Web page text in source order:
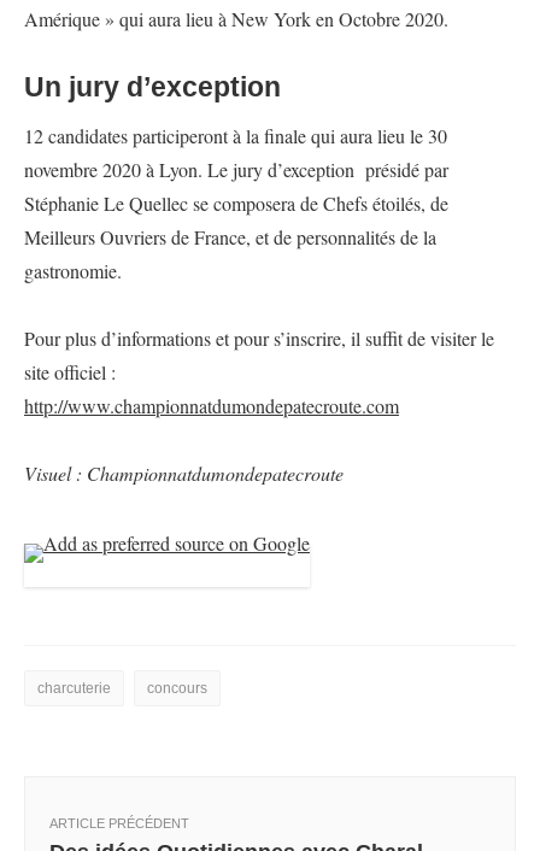
Amérique » qui aura lieu à New York en Octobre 2020.
Un jury d’exception
12 candidates participeront à la finale qui aura lieu le 30
novembre 2020 à Lyon. Le jury d’exception présidé par
Stéphanie Le Quellec se composera de Chefs étoilés, de
Meilleurs Ouvriers de France, et de personnalités de la
gastronomie.
Pour plus d’informations et pour s’inscrire, il suffit de visiter le
site officiel :
http://www.championnatdumondepatecroute.com
Visuel : Championnatdumondepatecroute
charcuterie concours
ARTICLE PRÉCÉDENT